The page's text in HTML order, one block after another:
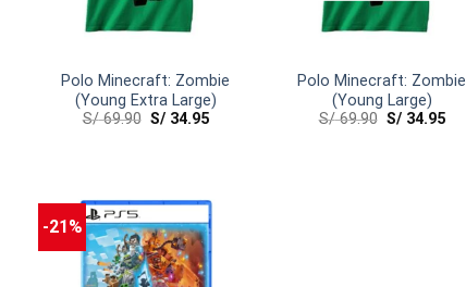
Polo Minecraft: Zombie
(Young Extra Large)
S/69.90 S/34.95
Polo Minecraft: Zombie
(Young Large)
S/69.90 S/34.95
-21%